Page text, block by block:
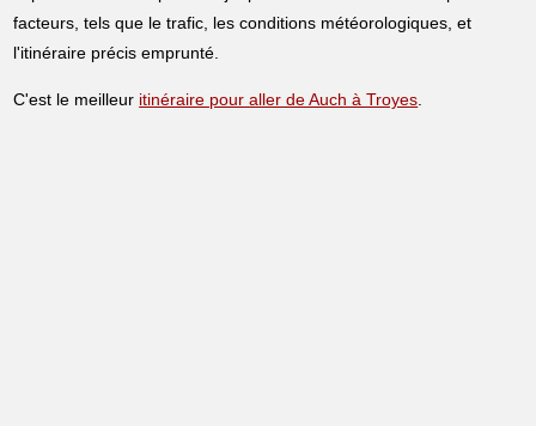
facteurs, tels que le trafic, les conditions météorologiques, et
l'itinéraire précis emprunté.
C'est le meilleur itinéraire pour aller de Auch à Troyes.